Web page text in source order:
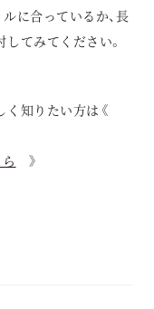
に合っているか、長
てみてください。
く知りたい方は《
》